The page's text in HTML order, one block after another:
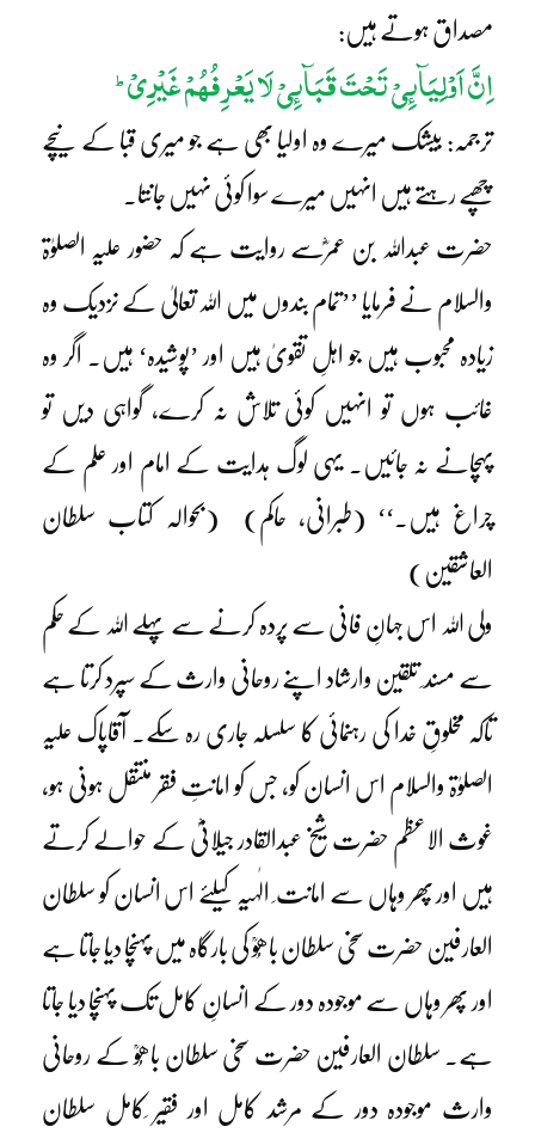
مصداق ہوتے ہیں:
اِنَّ اَوْلِیَآئِیْ تَحْتَ قَبَآئِیْ لَا یَعْرِفُھُمْ غَیْرِیْط
ترجمہ: بیشک میرے وہ اولیا بھی ہے جو میری قبا کے نیچے
چھپے رہتے ہیں انہیں میرے سوا کوئی نہیں جانتا۔
حضرت عبداللہ بن عمرؓسے روایت ہے کہ حضور علیہ الصلوٰۃ
والسلام نے فرمایا ’’تمام بندوں میں اللہ تعالیٰ کے نزدیک وہ
زیادہ محبوب ہیں جو اہلِ تقویٰ ہیں اور ’پوشیدہ‘ ہیں۔ اگر وہ
غائب ہوں تو انہیں کوئی تلاش نہ کرے، گواہی دیں تو
پہچانے نہ جائیں۔ یہی لوگ ہدایت کے امام اور علم کے
چراغ ہیں۔‘‘ (طبرانی، حاکم) (بحوالہ کتاب سلطان
العاشقین)
ولی اللہ اس جہانِ فانی سے پردہ کرنے سے پہلے اللہ کے حکم
سے مسند ِ تلقین وارشاد اپنے روحانی وارث کے سپرد کرتا ہے
تاکہ مخلوقِ خدا کی رہنمائی کا سلسلہ جاری رہ سکے۔ آقاپاک علیہ
الصلوٰۃ والسلام اس انسان کو، جس کو امانتِ فقر منتقل ہونی ہو،
غوث الاعظم حضرت شیخ عبدالقادر جیلانیؓ کے حوالے کرتے
ہیں اور پھر وہاں سے امانت ِ الٰہیہ کیلئے اس انسان کو سلطان
العارفین حضرت سخی سلطان باھُوؒ کی بارگاہ میں پہنچا دیا جاتا ہے
اور پھر وہاں سے موجودہ دور کے انسانِ کامل تک پہنچا دیا جاتا
ہے۔ سلطان العارفین حضرت سخی سلطان باھُوؒ کے روحانی
وارث موجودہ دور کے مرشد کامل اور فقیر ِکامل سلطان